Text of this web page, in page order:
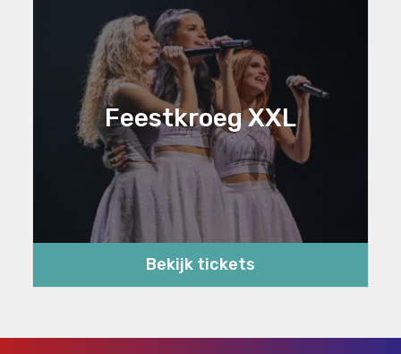
Feestkroeg XXL
Bekijk tickets